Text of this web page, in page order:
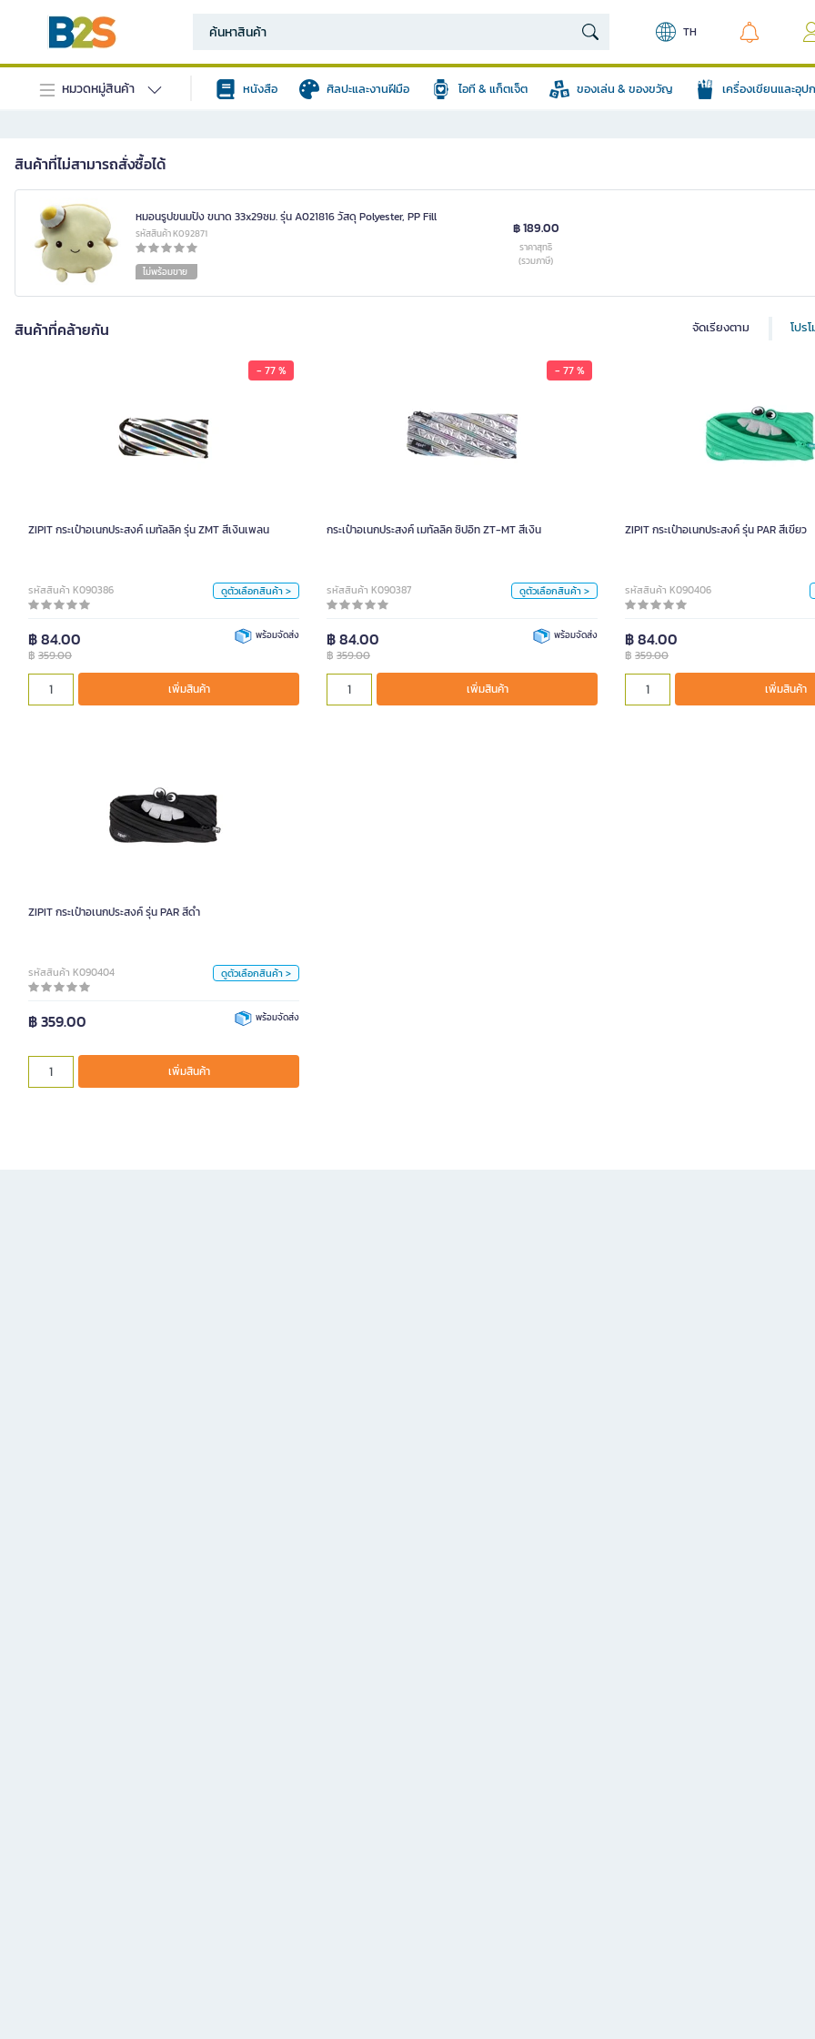
TH
หมวดหมู่สินค้า หนังสือ ศิลปะและงานฝีมือ ไอที & แก็ตเจ็ต ของเล่น & ของขวัญ เครื่องเขียนและอุ
สินค้าที่ไม่สามารถสั่งซื้อได้
หมอนรูปขนมปัง ขนาด 33x29ซม. รุ่น A021816 วัสดุ Polyester, PP Fill
รหัสสินค้า K092871
ไม่พร้อมขาย
฿ 189.00
ราคาสุทธิ
(รวมภาษี)
สินค้าที่คล้ายกัน จัดเรียงตาม โปร
- 77 %
ZIPIT กระเป๋าอเนกประสงค์ เมทัลลิค รุ่น ZMT สีเงินเพลน
รหัสสินค้า K090386 ดูตัวเลือกสินค้า >
฿ 84.00
฿ 359.00
พร้อมจัดส่ง
เพิ่มสินค้า
ZIPIT กระเป๋าอเนกประสงค์ เมทัลลิค รุ่น ZMT สีเงินเพลน
ม่วง
เงิน
- 77 %
กระเป๋าอเนกประสงค์ เมทัลลิค ซิปอิท ZT-MT สีเงิน
รหัสสินค้า K090387 ดูตัวเลือกสินค้า >
฿ 84.00
฿ 359.00
พร้อมจัดส่ง
เพิ่มสินค้า
กระเป๋าอเนกประสงค์ เมทัลลิค ซิปอิท ZT-MT สีเงิน
เขียว ZIPIT กระเป๋าอเนกประสงค์ รุ่น PAR สีเขียว
รหัสสินค้า K090406
฿ 84.00
฿ 359.00
เพิ่มสินค้า
ZIPIT กระเป๋าอเนกประ
เขียว
ฟ้า
ZIPIT กระเป๋าอเนกประสงค์ รุ่น PAR สีดำ
รหัสสินค้า K090404 ดูตัวเลือกสินค้า >
฿ 359.00 พร้อมจัดส่ง
เพิ่มสินค้า
ZIPIT กระเป๋าอเนกประสงค์ รุ่น PAR สีดำ
ใบ